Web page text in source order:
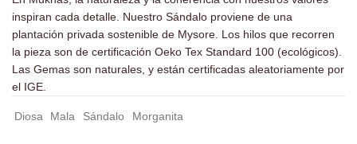
inspiran cada detalle. Nuestro Sándalo proviene de una
plantación privada sostenible de Mysore. Los hilos que recorren
la pieza son de certificación Oeko Tex Standard 100 (ecológicos).
Las Gemas son naturales, y están certificadas aleatoriamente por
el IGE.
Diosa Mala Sándalo Morganita